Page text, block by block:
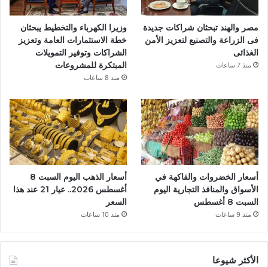
مصر والهند تبحثان شراكات جديدة
فى الزراعة والتصنيع لتعزيز الأمن
الغذائى
منذ 7 ساعات
وزيرا الكهرباء والتخطيط يبحثان
خطة الاستثمارات العامة وتعزيز
الشراكات وتوفير التمويلات
المبتكرة للمشروعات
منذ 8 ساعات
أسعار الخضروات والفاكهة في
الأسواق والمنافذ التجارية اليوم
السبت 8 أغسطس
منذ 9 ساعات
أسعار الذهب اليوم السبت 8
أغسطس 2026.. عيار 21 عند هذا
السعر
منذ 10 ساعات
الأكثر شيوعا